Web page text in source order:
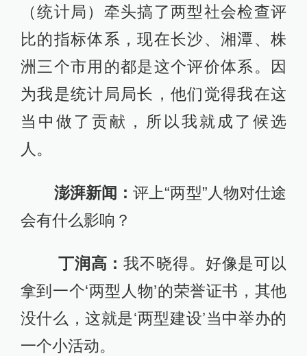
（统计局）牵头搞了两型社会检查评
比的指标体系，现在长沙、湘潭、株
洲三个市用的都是这个评价体系。因
为我是统计局局长，他们觉得我在这
当中做了贡献，所以我就成了候选
人。
澎湃新闻：评上“两型”人物对仕途
会有什么影响？
丁润高：我不晓得。好像是可以
拿到一个‘两型人物’的荣誉证书，其他
没什么，这就是‘两型建设’当中举办的
一个小活动。